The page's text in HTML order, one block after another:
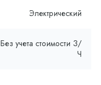
Электрический
Без учета стоимости З/
Ч